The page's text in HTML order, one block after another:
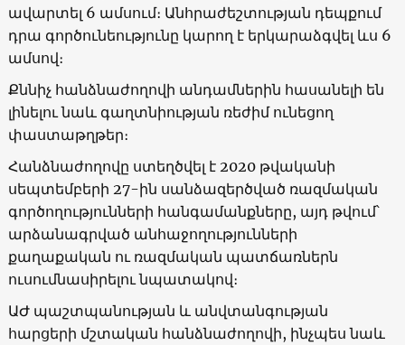
ավարտել 6 ամսում։ Անհրաժեշտության դեպքում
դրա գործունեությունը կարող է երկարաձգվել ևս 6
ամսով։
Քննիչ հանձնաժողովի անդամներին հասանելի են
լինելու նաև գաղտնիության ռեժիմ ունեցող
փաստաթղթեր։
Հանձնաժողովը ստեղծվել է 2020 թվականի
սեպտեմբերի 27-ին սանձազերծված ռազմական
գործողությունների հանգամանքները, այդ թվում՝
արձանագրված անհաջողությունների
քաղաքական ու ռազմական պատճառներն
ուսումնասիրելու նպատակով։
ԱԺ պաշտպանության և անվտանգության
հարցերի մշտական հանձնաժողովի, ինչպես նաև